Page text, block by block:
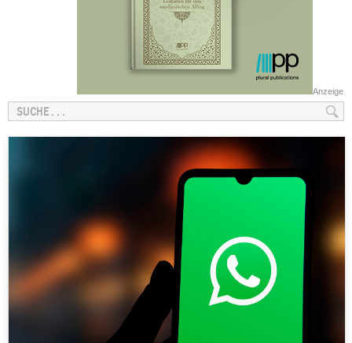
Anzeige